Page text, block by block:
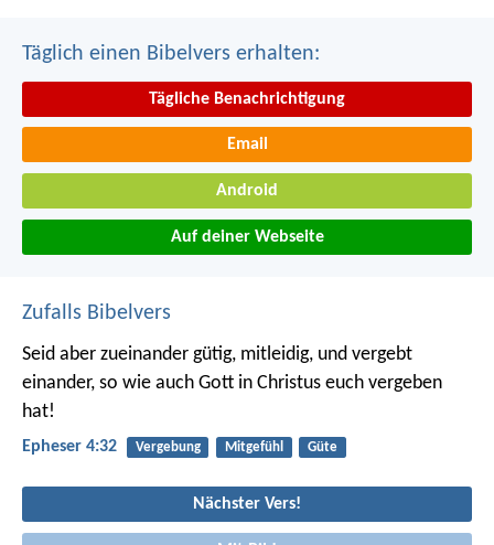
Täglich einen Bibelvers erhalten:
Tägliche Benachrichtigung
Email
Android
Auf deiner Webseite
Zufalls Bibelvers
Seid aber zueinander gütig, mitleidig, und vergebt
einander, so wie auch Gott in Christus euch vergeben
hat!
Epheser 4:32 Vergebung Mitgefühl Güte
Nächster Vers!